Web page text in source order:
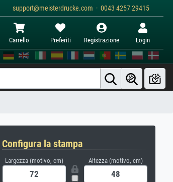
support@meisterdrucke.com · 0043 4257 29415
Carrello Preferiti Registrazione Login
Configura la stampa
Largezza (motivo, cm) Altezza (motivo, cm)